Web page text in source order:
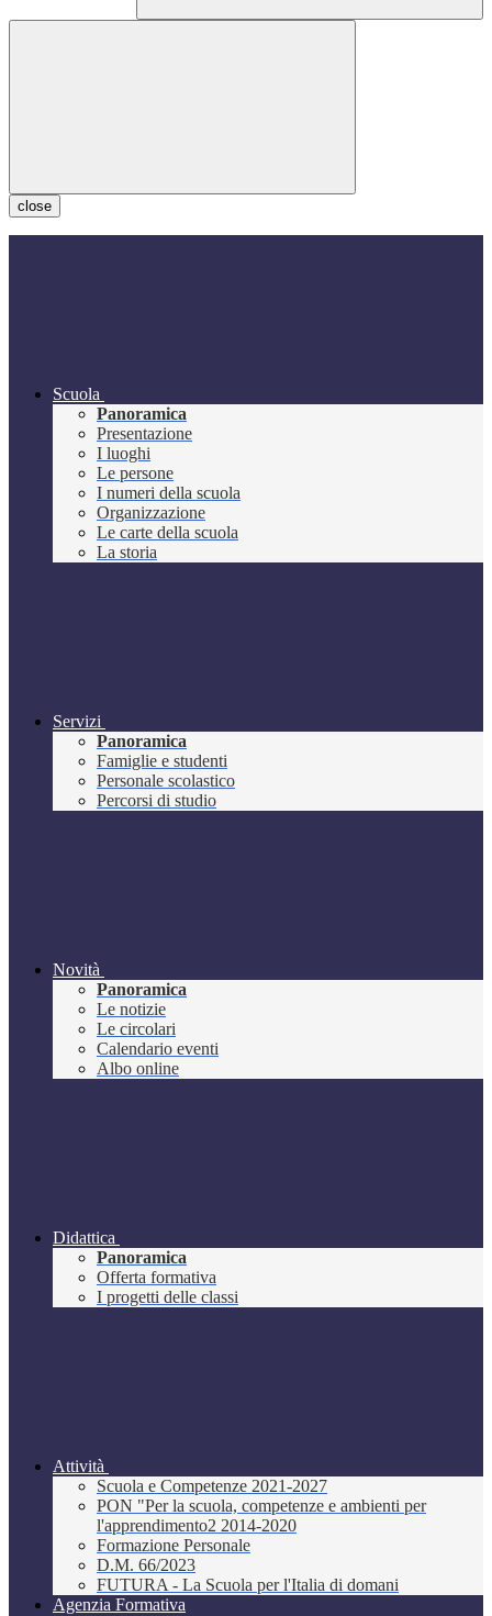
close
Scuola
Panoramica
Presentazione
I luoghi
Le persone
I numeri della scuola
Organizzazione
Le carte della scuola
La storia
Servizi
Panoramica
Famiglie e studenti
Personale scolastico
Percorsi di studio
Novità
Panoramica
Le notizie
Le circolari
Calendario eventi
Albo online
Didattica
Panoramica
Offerta formativa
I progetti delle classi
Attività
Scuola e Competenze 2021-2027
PON "Per la scuola, competenze e ambienti per
l'apprendimento2 2014-2020
Formazione Personale
D.M. 66/2023
FUTURA - La Scuola per l'Italia di domani
Agenzia Formativa